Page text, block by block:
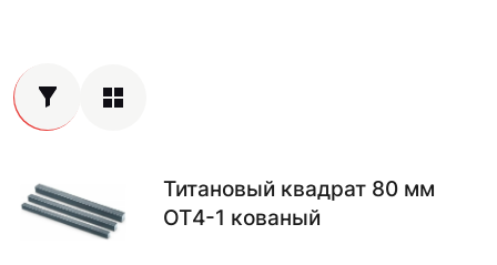
Титановый квадрат 80 мм
ОТ4-1 кованый